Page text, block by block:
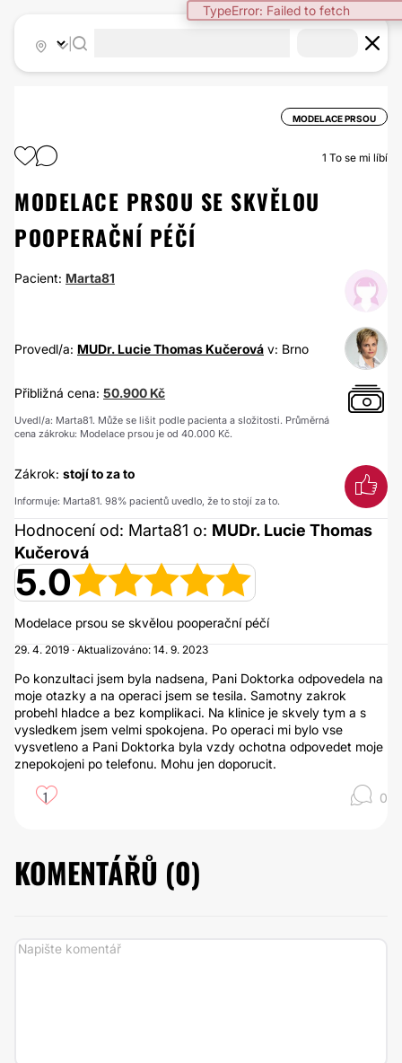
TypeError: Failed to fetch
MODELACE PRSOU
1 To se mi líbí
MODELACE PRSOU SE SKVĚLOU
POOPERAČNÍ PÉČÍ
Pacient: Marta81
Provedl/a: MUDr. Lucie Thomas Kučerová v: Brno
Přibližná cena: 50.900 Kč
Uvedl/a: Marta81. Může se lišit podle pacienta a složitosti. Průměrná
cena zákroku: Modelace prsou je od 40.000 Kč.
Zákrok: stojí to za to
Informuje: Marta81. 98% pacientů uvedlo, že to stojí za to.
Hodnocení od: Marta81 o: MUDr. Lucie Thomas
Kučerová
5.0
Modelace prsou se skvělou pooperační péčí
29. 4. 2019 · Aktualizováno: 14. 9. 2023
Po konzultaci jsem byla nadsena, Pani Doktorka odpovedela na
moje otazky a na operaci jsem se tesila. Samotny zakrok
probehl hladce a bez komplikaci. Na klinice je skvely tym a s
vysledkem jsem velmi spokojena. Po operaci mi bylo vse
vysvetleno a Pani Doktorka byla vzdy ochotna odpovedet moje
znepokojeni po telefonu. Mohu jen doporucit.
1 0
KOMENTÁŘŮ (0)